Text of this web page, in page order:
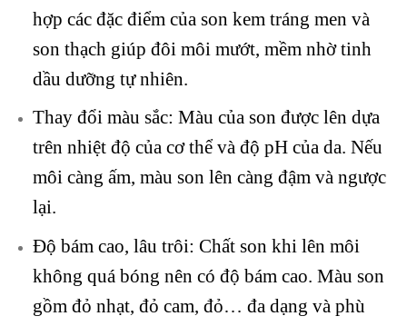
hợp các đặc điểm của son kem tráng men và
son thạch giúp đôi môi mướt, mềm nhờ tinh
dầu dưỡng tự nhiên.
Thay đổi màu sắc: Màu của son được lên dựa
trên nhiệt độ của cơ thể và độ pH của da. Nếu
môi càng ấm, màu son lên càng đậm và ngược
lại.
Độ bám cao, lâu trôi: Chất son khi lên môi
không quá bóng nên có độ bám cao. Màu son
gồm đỏ nhạt, đỏ cam, đỏ… đa dạng và phù